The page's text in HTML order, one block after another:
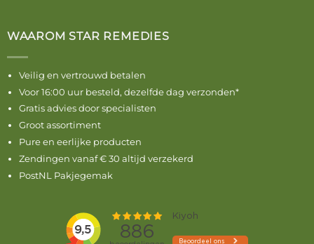
WAAROM STAR REMEDIES
Veilig en vertrouwd betalen
Voor 16:00 uur besteld, dezelfde dag verzonden*
Gratis advies door specialisten
Groot assortiment
Pure en eerlijke producten
Zendingen vanaf € 30 altijd verzekerd
PostNL Pakjegemak